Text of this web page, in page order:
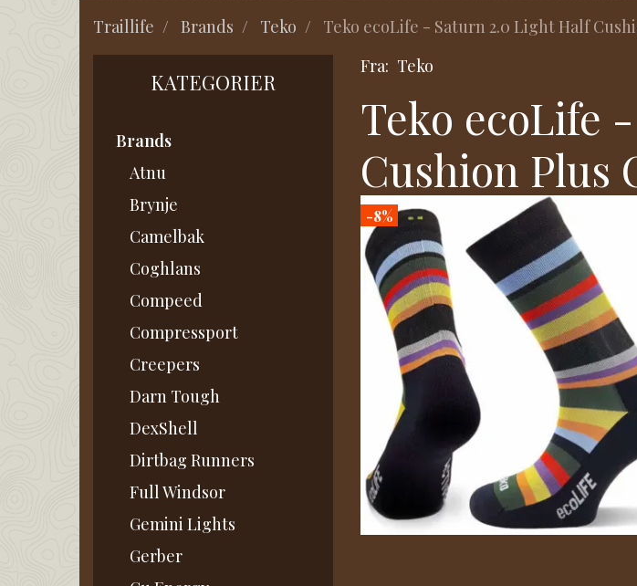
Traillife Brands Teko Teko ecoLife - Saturn 2.0 Light Half
KATEGORIER
Brands
Atnu
Brynje
Camelbak
Coghlans
Compeed
Compressport
Creepers
Darn Tough
DexShell
Dirtbag Runners
Full Windsor
Gemini Lights
Gerber
Fra: Teko
Teko ecoLife
Cushion Plus
-8%